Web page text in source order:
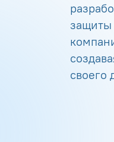
защиты
своего